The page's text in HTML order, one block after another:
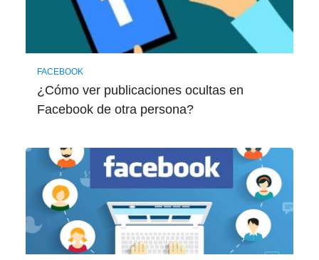
FACEBOOK
¿Cómo ver publicaciones ocultas en
Facebook de otra persona?